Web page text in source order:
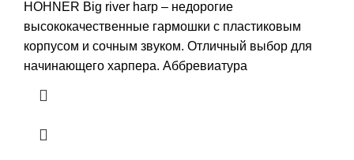
HOHNER Big river harp – недорогие
высококачественные гармошки с пластиковым
корпусом и сочным звуком. Отличный выбор для
начинающего харпера. Аббревиатура